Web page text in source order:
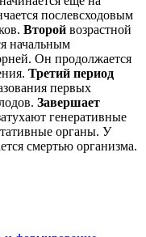
послевсходовым
Второй возрастной
начальным
Он продолжается
Третий период
первых
Завершает
генеративные
органы. У
смертью организма.